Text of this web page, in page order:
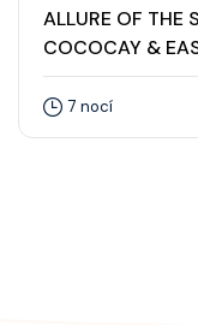
ALLURE OF THE
COCOCAY &
7 nocí